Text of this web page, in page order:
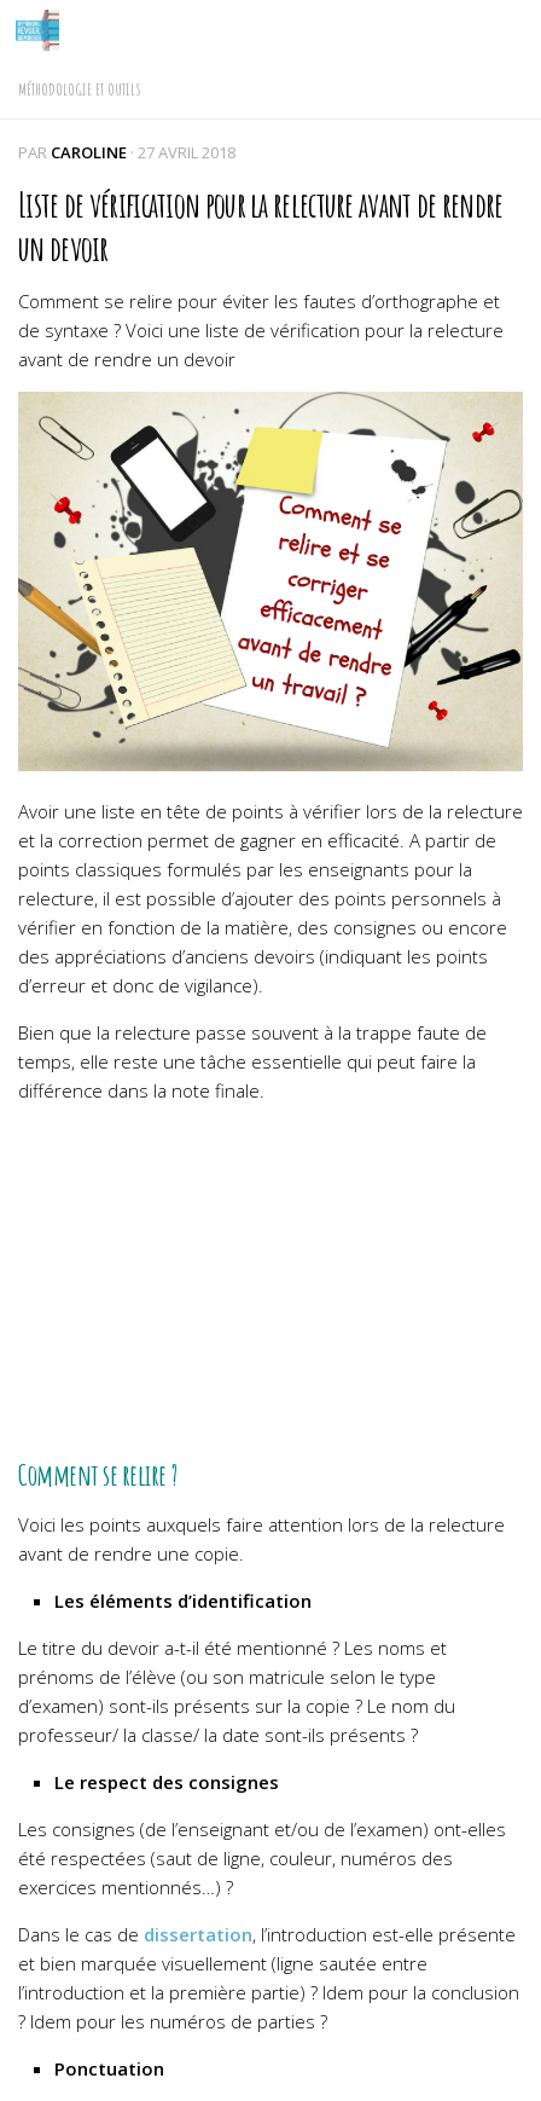
Skip to content
MÉTHODOLOGIE ET OUTILS
PAR CAROLINE · 27 AVRIL 2018
Liste de vérification pour la relecture avant de rendre
un devoir
Comment se relire pour éviter les fautes d’orthographe et
de syntaxe ? Voici une liste de vérification pour la relecture
avant de rendre un devoir
Avoir une liste en tête de points à vérifier lors de la relecture
et la correction permet de gagner en efficacité. A partir de
points classiques formulés par les enseignants pour la
relecture, il est possible d’ajouter des points personnels à
vérifier en fonction de la matière, des consignes ou encore
des appréciations d’anciens devoirs (indiquant les points
d’erreur et donc de vigilance).
Bien que la relecture passe souvent à la trappe faute de
temps, elle reste une tâche essentielle qui peut faire la
différence dans la note finale.
Comment se relire ?
Voici les points auxquels faire attention lors de la relecture
avant de rendre une copie.
Les éléments d’identification
Le titre du devoir a-t-il été mentionné ? Les noms et
prénoms de l’élève (ou son matricule selon le type
d’examen) sont-ils présents sur la copie ? Le nom du
professeur/ la classe/ la date sont-ils présents ?
Le respect des consignes
Les consignes (de l’enseignant et/ou de l’examen) ont-elles
été respectées (saut de ligne, couleur, numéros des
exercices mentionnés…) ?
Dans le cas de dissertation, l’introduction est-elle présente
et bien marquée visuellement (ligne sautée entre
l’introduction et la première partie) ? Idem pour la conclusion
? Idem pour les numéros de parties ?
Ponctuation